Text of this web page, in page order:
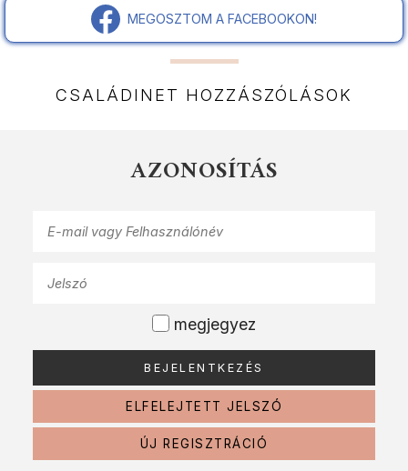
MEGOSZTOM A FACEBOOKON!
CSALÁDINET HOZZÁSZÓLÁSOK
AZONOSÍTÁS
megjegyez
ELFELEJTETT JELSZÓ
ÚJ REGISZTRÁCIÓ